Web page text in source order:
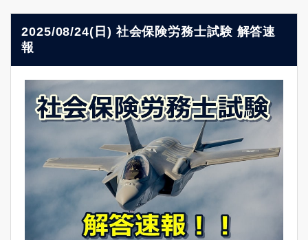
2025/08/24(日) 社会保険労務士試験 解答速
報